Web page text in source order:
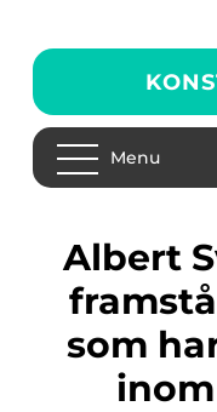
Menu
Albert Svensson är en
som